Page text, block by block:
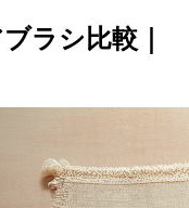
ラシ比較｜